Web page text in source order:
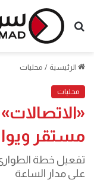
بحث
الرئيسية / محليات
محليات
مستقر
تفعيل خطة
على مدار الساعة